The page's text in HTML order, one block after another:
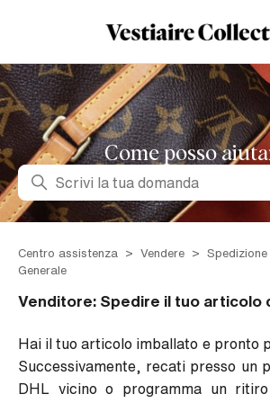
Come posso
Ricerca
Centro assistenza Vendere
Spedizione
Generale
Venditore: Spedire il tuo articolo
Hai il tuo articolo imballato e pronto
Successivamente, recati presso un
DHL vicino o programma un